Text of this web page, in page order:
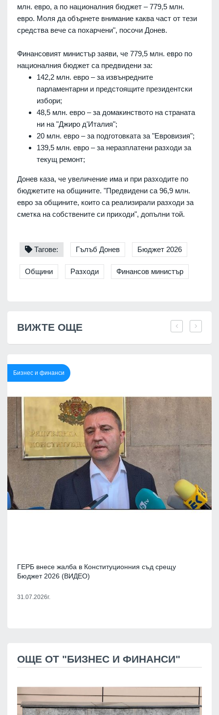
млн. евро, а по националния бюджет – 779,5 млн.
евро. Моля да обърнете внимание каква част от тези
средства вече са похарчени", посочи Донев.
Финансовият министър заяви, че 779,5 млн. евро по
националния бюджет са предвидени за:
142,2 млн. евро – за извънредните
парламентарни и предстоящите президентски
избори;
48,5 млн. евро – за домакинството на страната
ни на "Джиро д'Италия";
20 млн. евро – за подготовката за "Евровизия";
139,5 млн. евро – за неразплатени разходи за
текущ ремонт;
Донев каза, че увеличение има и при разходите по
бюджетите на общините. "Предвидени са 96,9 млн.
евро за общините, които са реализирали разходи за
сметка на собствените си приходи", допълни той.
Тагове: Гълъб Донев Бюджет 2026
Общини Разходи Финансов министър
ВИЖТЕ ОЩЕ
Бизнес и финанси
ГЕРБ внесе жалба в Конституционния съд срещу
Бюджет 2026 (ВИДЕО)
31.07.2026г.
ОЩЕ ОТ "БИЗНЕС И ФИНАНСИ"